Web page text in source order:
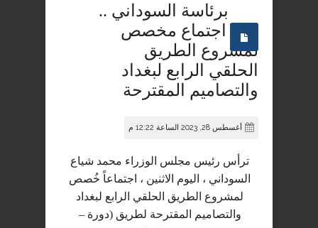
برئاسة السوداني ..
عقد اجتماع مخصص
لمشروع الطريق
الحلقي الرابع لبغداد
والتصاميم المقترحة
أغسطس 28, 2023 الساعة 12:22 م
ترأس رئيس مجلس الوزراء محمد شياع
السوداني ، اليوم الاثنين ، اجتماعاً خُصص
لمشروع الطريق الحلقي الرابع لبغداد
والتصاميم المقترحة لطريق (دورة –